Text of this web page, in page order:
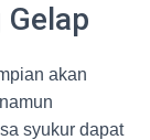
akan
syukur dapat